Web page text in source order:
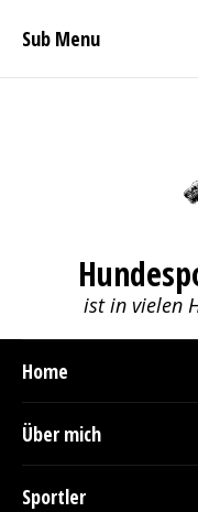
Sub Menu
ist in vielen
Home
Über mich
Sportler